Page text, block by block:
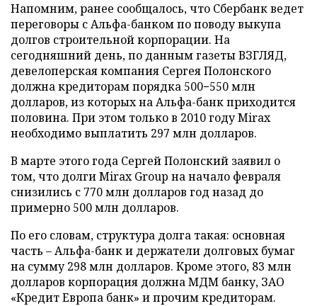
Напомним, ранее сообщалось, что Сбербанк ведет
переговоры с Альфа-банком по поводу выкупа
долгов строительной корпорации. На
сегодняшний день, по данным газеты ВЗГЛЯД,
девелоперская компания Сергея Полонского
должна кредиторам порядка 500−550 млн
долларов, из которых на Альфа-банк приходится
половина. При этом только в 2010 году Mirax
необходимо выплатить 297 млн долларов.
В марте этого года Сергей Полонский заявил о
том, что долги Mirax Group на начало февраля
снизились с 770 млн долларов год назад до
примерно 500 млн долларов.
По его словам, структура долга такая: основная
часть – Альфа-банк и держатели долговых бумаг
на сумму 298 млн долларов. Кроме этого, 83 млн
долларов корпорация должна МДМ банку, ЗАО
«Кредит Европа банк» и прочим кредиторам.